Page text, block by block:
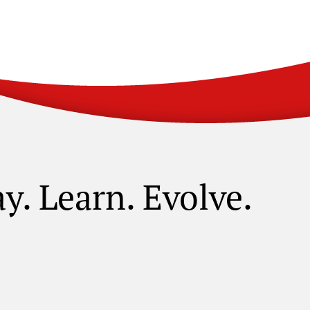
Learn. Evolve.